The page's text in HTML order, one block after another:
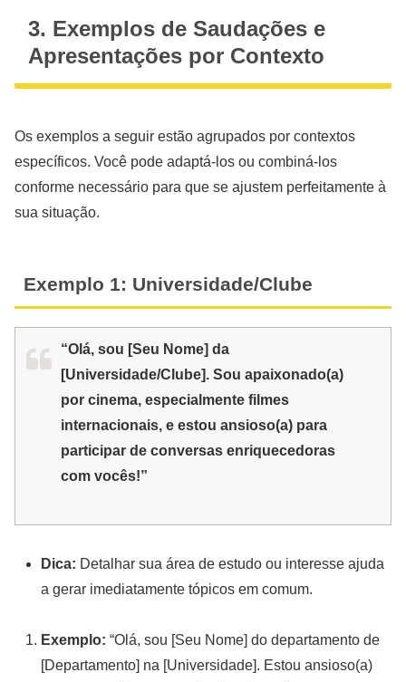
3. Exemplos de Saudações e
Apresentações por Contexto
Os exemplos a seguir estão agrupados por contextos
específicos. Você pode adaptá-los ou combiná-los
conforme necessário para que se ajustem perfeitamente à
sua situação.
Exemplo 1: Universidade/Clube
“Olá, sou [Seu Nome] da
[Universidade/Clube]. Sou apaixonado(a)
por cinema, especialmente filmes
internacionais, e estou ansioso(a) para
participar de conversas enriquecedoras
com vocês!”
Dica: Detalhar sua área de estudo ou interesse ajuda
a gerar imediatamente tópicos em comum.
Exemplo: “Olá, sou [Seu Nome] do departamento de
[Departamento] na [Universidade]. Estou ansioso(a)